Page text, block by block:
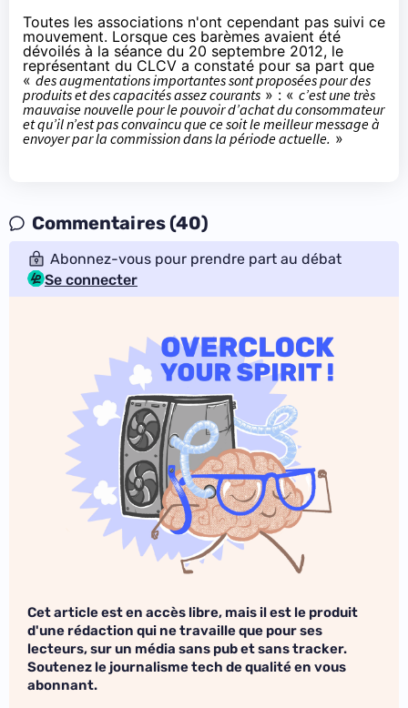
Toutes les associations n'ont cependant pas suivi ce
mouvement. Lorsque ces barèmes avaient été
dévoilés à la séance du 20 septembre 2012, le
représentant du CLCV a constaté pour sa part que
« des augmentations importantes sont proposées pour des
produits et des capacités assez courants » : « c’est une très
mauvaise nouvelle pour le pouvoir d’achat du consommateur
et qu’il n’est pas convaincu que ce soit le meilleur message à
envoyer par la commission dans la période actuelle. »
Commentaires (40)
Abonnez-vous pour prendre part au débat
Se connecter
Cet article est en accès libre, mais il est le produit
d'une rédaction qui ne travaille que pour ses
lecteurs, sur un média sans pub et sans tracker.
Soutenez le journalisme tech de qualité en vous
abonnant.